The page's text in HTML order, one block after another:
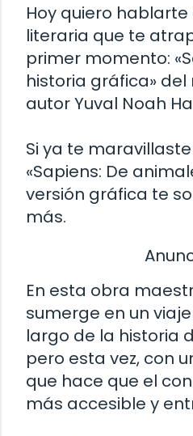
Hoy quiero
literaria que te
primer momento:
historia gráfica»
autor Yuval Noah
Si ya te
«Sapiens: De
versión gráfica te
más.
En esta obra
sumerge en un
largo de la historia
pero esta vez, con
que hace que el
más accesible y